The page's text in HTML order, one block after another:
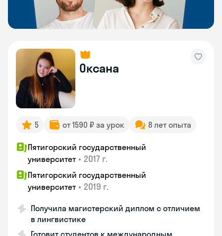
Оксана
5 от 1590 ₽ за урок 8 лет опыта
Пятигорский государственный
университет • 2017 г.
Пятигорский государственный
университет • 2019 г.
Получила магистерский диплом с отличием
в лингвистике
Готовит студентов к международным